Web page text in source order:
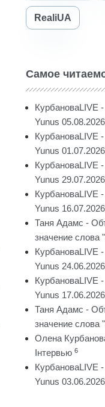
RealiUA
Самое
КурбановаLIVE
Yunus 05.08.2026
КурбановаLIVE
Yunus 01.07.2026
КурбановаLIVE
Yunus 29.07.2026
КурбановаLIVE
Yunus 16.07.2026
Таня Адамс -
значение слова
КурбановаLIVE
Yunus 24.06.2026
КурбановаLIVE
Yunus 17.06.2026
Таня Адамс -
значение слова
Олена
Інтервью 6
КурбановаLIVE
Yunus 03.06.2026